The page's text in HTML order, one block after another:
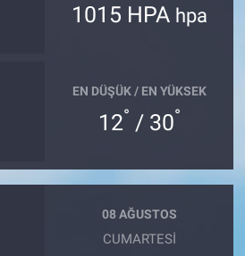
1015 HPA hpa
EN DÜŞÜK / EN YÜKSEK
12° / 30°
08 AĞUSTOS
CUMARTESI